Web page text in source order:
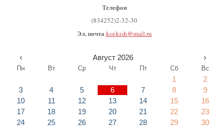
Телефон
(834252)2-32-30
Эл. почта kor.kish@mail.ru
‹ Август 2026 ›
Пн Вт Ср Чт Пт Сб Вс
1
2
3
4 5 6 7 8
9
10
11 12 13 14 15
16
17
18 19 20 21 22
23
24
25 26 27 28 29
30